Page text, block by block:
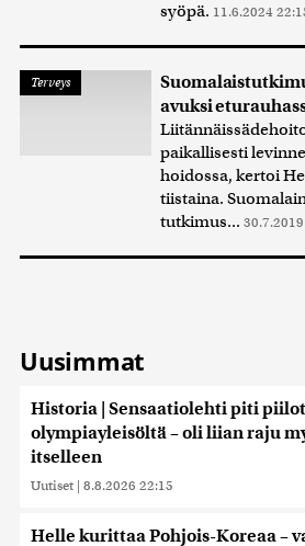
syöpä. 11.6.2024
Terveys
avuksi
paikallisesti
hoidossa, kertoi
tiistaina.
tutkimus...
Uusimmat
Historia | Sensaatiolehti piti
olympiayleisöltä – oli liian raju
itselleen
Uutiset | 8.8.2026 22:15
Helle kurittaa Pohjois-Koreaa –